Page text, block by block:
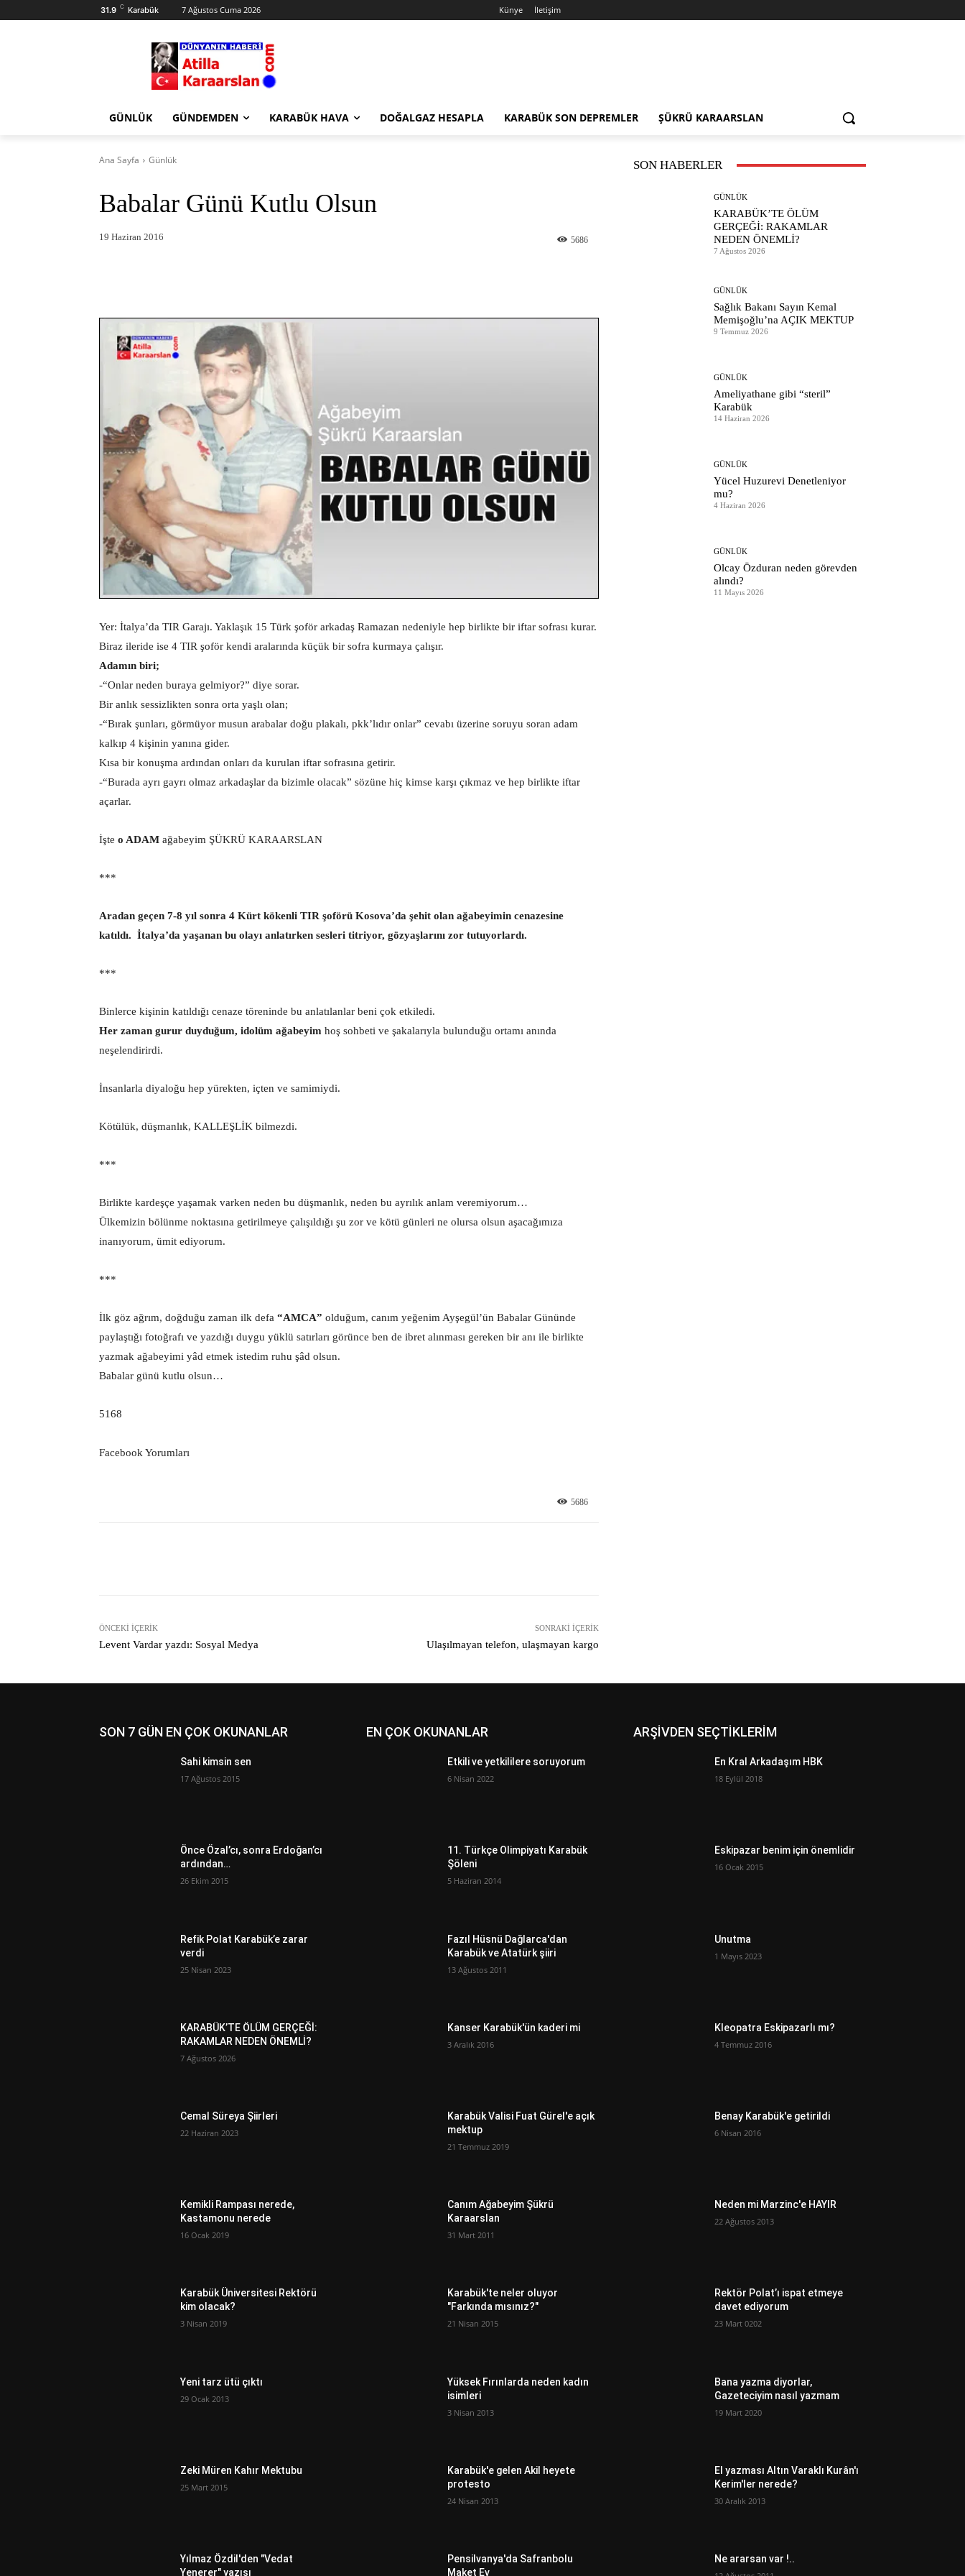
31.9 C Karabük 7 Ağustos Cuma 2026 Künye İletişim
GÜNLÜK GÜNDEMDEN KARABÜK HAVA DOĞALGAZ HESAPLA KARABÜK SON DEPREMLER ŞÜKRÜ KARAARSLAN
Ana Sayfa Günlük
Babalar Günü Kutlu Olsun
19 Haziran 2016 5686
Yer: İtalya’da TIR Garajı. Yaklaşık 15 Türk şoför arkadaş Ramazan nedeniyle hep birlikte bir iftar sofrası kurar.
Biraz ileride ise 4 TIR şoför kendi aralarında küçük bir sofra kurmaya çalışır.
Adamın biri;
-“Onlar neden buraya gelmiyor?” diye sorar.
Bir anlık sessizlikten sonra orta yaşlı olan;
-“Bırak şunları, görmüyor musun arabalar doğu plakalı, pkk’lıdır onlar” cevabı üzerine soruyu soran adam
kalkıp 4 kişinin yanına gider.
Kısa bir konuşma ardından onları da kurulan iftar sofrasına getirir.
-“Burada ayrı gayrı olmaz arkadaşlar da bizimle olacak” sözüne hiç kimse karşı çıkmaz ve hep birlikte iftar
açarlar.
İşte o ADAM ağabeyim ŞÜKRÜ KARAARSLAN
***
Aradan geçen 7-8 yıl sonra 4 Kürt kökenli TIR şoförü Kosova’da şehit olan ağabeyimin cenazesine
katıldı. İtalya’da yaşanan bu olayı anlatırken sesleri titriyor, gözyaşlarını zor tutuyorlardı.
***
Binlerce kişinin katıldığı cenaze töreninde bu anlatılanlar beni çok etkiledi.
Her zaman gurur duyduğum, idolüm ağabeyim hoş sohbeti ve şakalarıyla bulunduğu ortamı anında
neşelendirirdi.
İnsanlarla diyaloğu hep yürekten, içten ve samimiydi.
Kötülük, düşmanlık, KALLEŞLİK bilmezdi.
***
Birlikte kardeşçe yaşamak varken neden bu düşmanlık, neden bu ayrılık anlam veremiyorum…
Ülkemizin bölünme noktasına getirilmeye çalışıldığı şu zor ve kötü günleri ne olursa olsun aşacağımıza
inanıyorum, ümit ediyorum.
***
İlk göz ağrım, doğduğu zaman ilk defa “AMCA” olduğum, canım yeğenim Ayşegül’ün Babalar Gününde
paylaştığı fotoğrafı ve yazdığı duygu yüklü satırları görünce ben de ibret alınması gereken bir anı ile birlikte
yazmak ağabeyimi yâd etmek istedim ruhu şâd olsun.
Babalar günü kutlu olsun…
5168
Facebook Yorumları
5686
ÖNCEKI İÇERIK
Levent Vardar yazdı: Sosyal Medya
SONRAKI İÇERIK
Ulaşılmayan telefon, ulaşmayan kargo
SON HABERLER
GÜNLÜK
KARABÜK’TE ÖLÜM
GERÇEĞİ: RAKAMLAR
NEDEN ÖNEMLİ?
7 Ağustos 2026
GÜNLÜK
Sağlık Bakanı Sayın Kemal
Memişoğlu’na AÇIK MEKTUP
9 Temmuz 2026
GÜNLÜK
Ameliyathane gibi “steril”
Karabük
14 Haziran 2026
GÜNLÜK
Yücel Huzurevi Denetleniyor
mu?
4 Haziran 2026
GÜNLÜK
Olcay Özduran neden görevden
alındı?
11 Mayıs 2026
SON 7 GÜN EN ÇOK OKUNANLAR
Sahi kimsin sen
17 Ağustos 2015
Önce Özal’cı, sonra Erdoğan’cı
ardından…
26 Ekim 2015
Refik Polat Karabük’e zarar
verdi
25 Nisan 2023
KARABÜK’TE ÖLÜM GERÇEĞİ:
RAKAMLAR NEDEN ÖNEMLİ?
7 Ağustos 2026
Cemal Süreya Şiirleri
22 Haziran 2023
Kemikli Rampası nerede,
Kastamonu nerede
16 Ocak 2019
Karabük Üniversitesi Rektörü
kim olacak?
3 Nisan 2019
Yeni tarz ütü çıktı
29 Ocak 2013
Zeki Müren Kahır Mektubu
25 Mart 2015
Yılmaz Özdil'den "Vedat
Yenerer" yazısı
EN ÇOK OKUNANLAR
Etkili ve yetkililere soruyorum
6 Nisan 2022
11. Türkçe Olimpiyatı Karabük
Şöleni
5 Haziran 2014
Fazıl Hüsnü Dağlarca'dan
Karabük ve Atatürk şiiri
13 Ağustos 2011
Kanser Karabük'ün kaderi mi
3 Aralık 2016
Karabük Valisi Fuat Gürel'e açık
mektup
21 Temmuz 2019
Canım Ağabeyim Şükrü
Karaarslan
31 Mart 2011
Karabük'te neler oluyor
"Farkında mısınız?"
21 Nisan 2015
Yüksek Fırınlarda neden kadın
isimleri
3 Nisan 2013
Karabük'e gelen Akil heyete
protesto
24 Nisan 2013
Pensilvanya'da Safranbolu
Maket Ev
ARŞİVDEN SEÇTİKLERİM
En Kral Arkadaşım HBK
18 Eylül 2018
Eskipazar benim için önemlidir
16 Ocak 2015
Unutma
1 Mayıs 2023
Kleopatra Eskipazarlı mı?
4 Temmuz 2016
Benay Karabük'e getirildi
6 Nisan 2016
Neden mi Marzinc'e HAYIR
22 Ağustos 2013
Rektör Polat’ı ispat etmeye
davet ediyorum
23 Mart 0202
Bana yazma diyorlar,
Gazeteciyim nasıl yazmam
19 Mart 2020
El yazması Altın Varaklı Kurân'ı
Kerim'ler nerede?
30 Aralık 2013
Ne ararsan var !..